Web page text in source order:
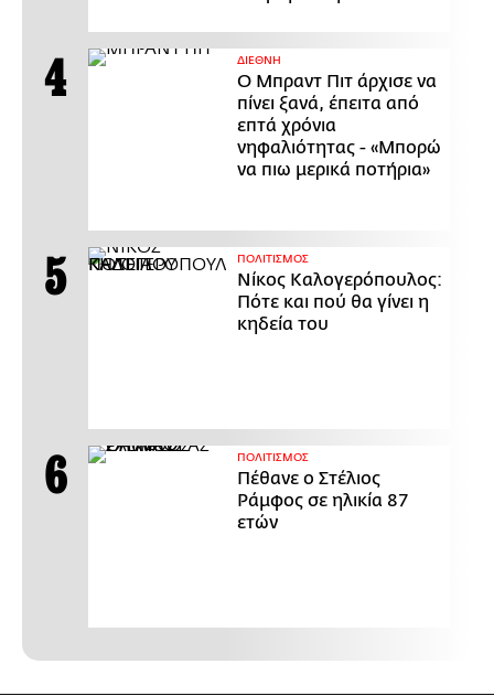
ΔΙΕΘΝΗ
Ο Μπραντ Πιτ άρχισε να
πίνει ξανά, έπειτα από
επτά χρόνια
νηφαλιότητας - «Μπορώ
να πιω μερικά ποτήρια»
ΠΟΛΙΤΙΣΜΟΣ
Νίκος Καλογερόπουλος:
Πότε και πού θα γίνει η
κηδεία του
ΠΟΛΙΤΙΣΜΟΣ
Πέθανε ο Στέλιος
Ράμφος σε ηλικία 87
ετών